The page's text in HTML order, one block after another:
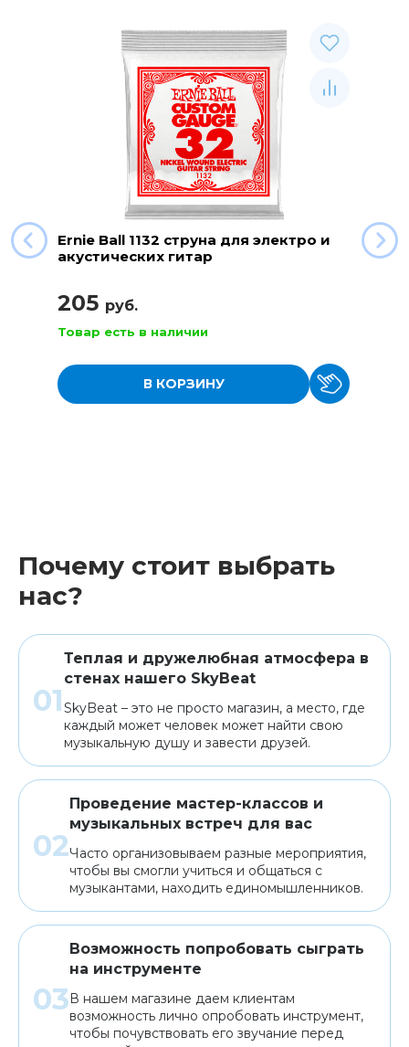
Ernie Ball 1132 струна для электро и
акустических гитар
205 руб.
Товар есть в наличии
В КОРЗИНУ
Почему стоит выбрать
нас?
Теплая и дружелюбная атмосфера в
стенах нашего SkyBeat
SkyBeat – это не просто магазин, а место, где
каждый может человек может найти свою
музыкальную душу и завести друзей.
Проведение мастер-классов и
музыкальных встреч для вас
Часто организовываем разные мероприятия,
чтобы вы смогли учиться и общаться с
музыкантами, находить единомышленников.
Возможность попробовать сыграть
на инструменте
В нашем магазине даем клиентам
возможность лично опробовать инструмент,
чтобы почувствовать его звучание перед